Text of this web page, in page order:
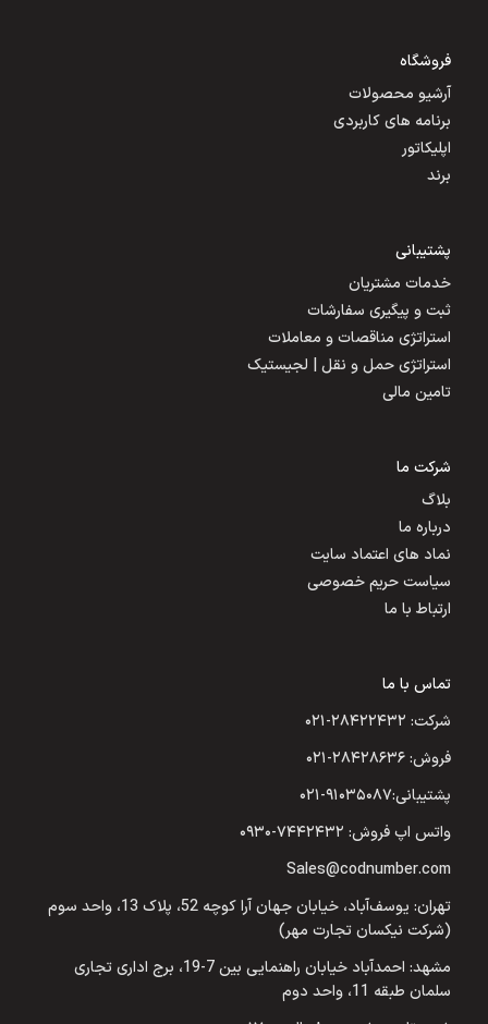
فروشگاه
آرشیو محصولات
برنامه های کاربردی
اپلیکاتور
برند
پشتیبانی
خدمات مشتریان
ثبت و پیگیری سفارشات
استراتژی مناقصات و معاملات
استراتژی حمل و نقل | لجیستیک
تامین مالی
شرکت ما
بلاگ
درباره ما
نماد های اعتماد سایت
سیاست حریم خصوصی
ارتباط با ما
تماس با ما
شرکت: ۲۸۴۲۲۴۳۲-۰۲۱
فروش: ۲۸۴۲۸۶۳۶-۰۲۱
پشتیبانی:۹۱۰۳۵۰۸۷-۰۲۱
واتس اپ فروش: ۷۴۴۲۴۳۲-۰۹۳۰
Sales@codnumber.com
تهران: یوسف‌آباد، خیابان جهان آرا کوچه 52، پلاک 13، واحد سوم
(شرکت نیکسان تجارت مهر)
مشهد: احمدآباد خیابان راهنمایی بین 7-19، برج اداری تجاری
سلمان طبقه 11، واحد دوم